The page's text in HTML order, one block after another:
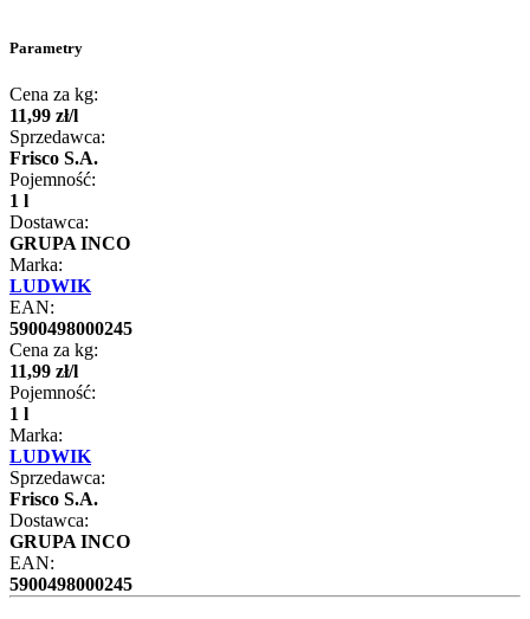
Parametry
Cena za kg:
11,99 zł/l
Sprzedawca:
Frisco S.A.
Pojemność:
1 l
Dostawca:
GRUPA INCO
Marka:
LUDWIK
EAN:
5900498000245
Cena za kg:
11,99 zł/l
Pojemność:
1 l
Marka:
LUDWIK
Sprzedawca:
Frisco S.A.
Dostawca:
GRUPA INCO
EAN:
5900498000245